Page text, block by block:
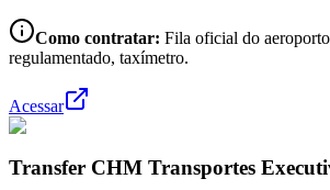
Como contratar: Fila oficial do
regulamentado, taxímetro.
Acessar
Transfer CHM Transportes